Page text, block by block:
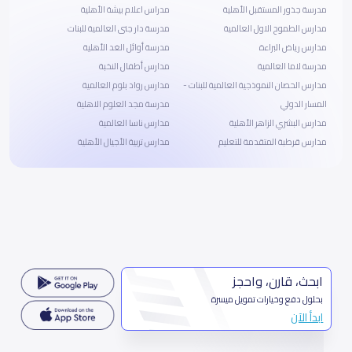
مدرسة جذور المستقبل الأهلية
مدارس الطموح الاول العالمية
مدارس رياض البراءة
مدرسة لاما العالمية
مدارس الحصان النموذجية العالمية للبنات -
المسار الدولي
مدارس البشري الزاهر الأهلية
مدارس قرطبة المتقدمة للتعليم
مدراس اعلام بيشة الأهلية
مدرسة دار جنى العالمية للبنات
مدرسة أوائل الغد الأهلية
مدارس أطفال النخبة
مدارس رواد بلوم العالمية
مدرسة مجد العلوم الاهلية
مدارس ناسا العالمية
مدارس تربية الأجيال الأهلية
ابحث، قارن، واحجز
بحلول دفع وخيارات تمويل ميسرة
ابدأ الآن